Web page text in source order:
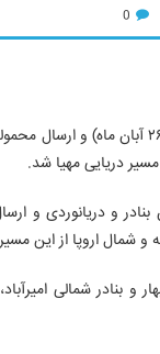
0
مدیرکل ترانزیت گمرک گفت: با حرکت اولین شناور “رو رو” از بندر
مسیر دریایی مهیا شد.
و دریانوردی و
شمال اروپا از این
و بنادر شمالی